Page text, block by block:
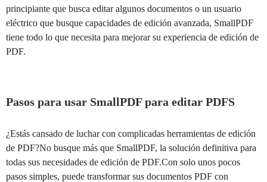
principiante que busca editar algunos documentos o un usuario
eléctrico que busque capacidades de edición avanzada, SmallPDF
tiene todo lo que necesita para mejorar su experiencia de edición de
PDF.
Pasos para usar SmallPDF para editar PDFS
¿Estás cansado de luchar con complicadas herramientas de edición
de PDF?No busque más que SmallPDF, la solución definitiva para
todas sus necesidades de edición de PDF.Con solo unos pocos
pasos simples, puede transformar sus documentos PDF con